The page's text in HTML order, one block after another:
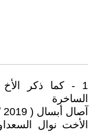
1 - كما ذكر
الساخرة
آصال أبسال ( 2019 / 5 / 22 - 08:44 )
الأخت نوال